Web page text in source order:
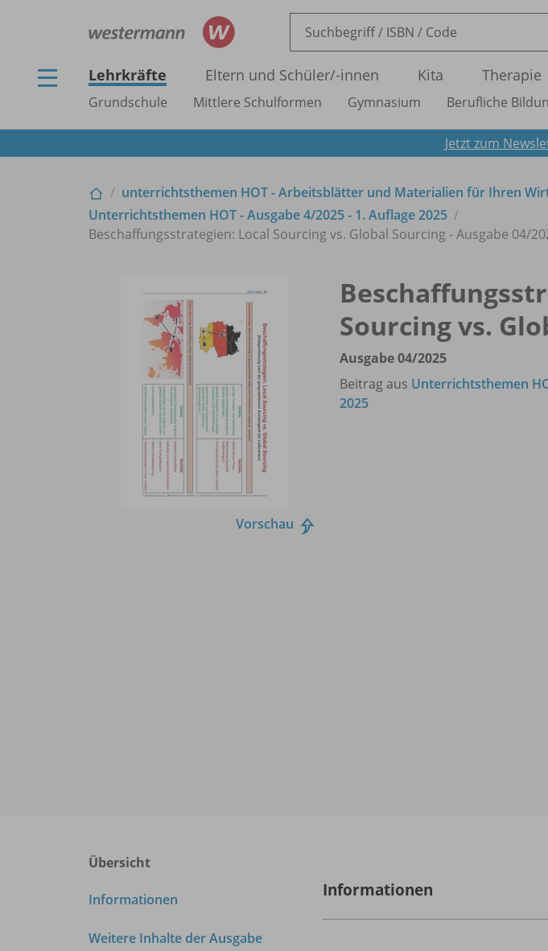
Lehrkräfte Eltern und Schüler/-innen Kita Therapie
Grundschule Mittlere Schulformen Gymnasium Berufliche
Jetzt zum
unterrichtsthemen HOT - Arbeitsblätter und Materialien für Ihren
Unterrichtsthemen HOT - Ausgabe 4/2025 - 1. Auflage 2025
Beschaffungsstrategien: Local Sourcing vs. Global Sourcing - Ausgabe 04/
Vorschau
Sourcing vs.
Ausgabe 04/2025
Beitrag aus Unterrichtsthemen
2025
Übersicht
Informationen
Weitere Inhalte der Ausgabe
Informationen